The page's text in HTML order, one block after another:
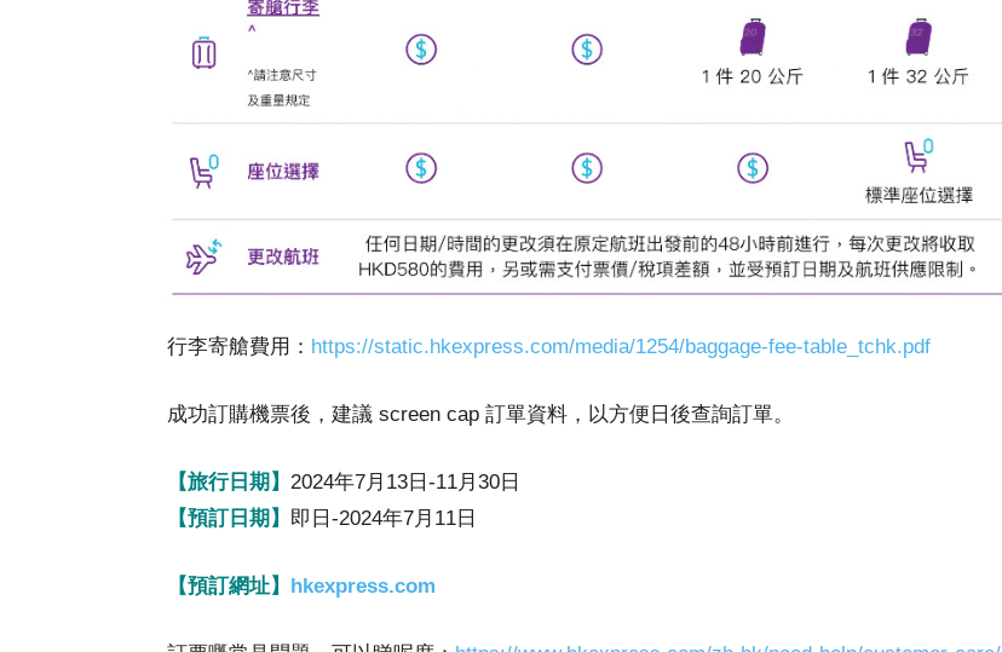
行李寄艙費用： https://static.hkexpress.com/media/1254/baggage-fee-table_tchk.pdf
成功訂購機票後，建議 screen cap 訂單資料，以方便日後查詢訂單。
【旅行日期】 2024年7月13日-11月30日
【預訂日期】 即日-2024年7月11日
【預訂網址】 hkexpress.com